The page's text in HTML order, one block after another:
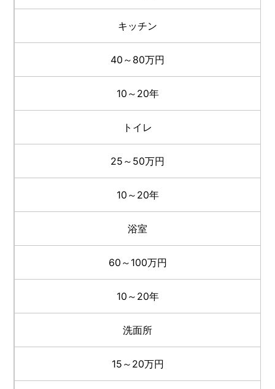
キッチン
40～80万円
10～20年
トイレ
25～50万円
10～20年
浴室
60～100万円
10～20年
洗面所
15～20万円